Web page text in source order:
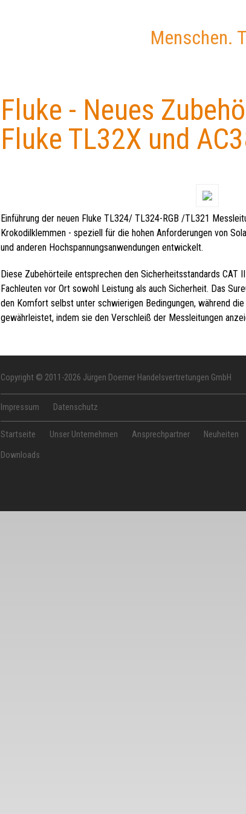
Menschen.
Fluke - Neues
Fluke TL32X und
Einführung der neuen Fluke TL324/ TL324-RGB /TL321
Krokodilklemmen - speziell für die hohen Anforderungen von
und anderen Hochspannungsanwendungen entwickelt.
Diese Zubehörteile entsprechen den Sicherheitsstandards CAT
Fachleuten vor Ort sowohl Leistung als auch Sicherheit. Das
den Komfort selbst unter schwierigen Bedingungen, während
gewährleistet, indem sie den Verschleiß der Messleitungen
Copyright © 2011-2026 Jürgen Doerner Handelsvertretungen GmbH
Impressum Datenschutz
Startseite Unser Unternehmen Ansprechpartner Neuheiten
Downloads